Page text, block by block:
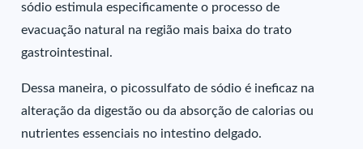
sódio estimula especificamente o processo de
evacuação natural na região mais baixa do trato
gastrointestinal.
Dessa maneira, o picossulfato de sódio é ineficaz na
alteração da digestão ou da absorção de calorias ou
nutrientes essenciais no intestino delgado.